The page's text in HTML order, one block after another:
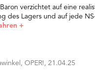
verzichtet auf eine
des Lagers und auf jede
+
OPER!, 21.04.25